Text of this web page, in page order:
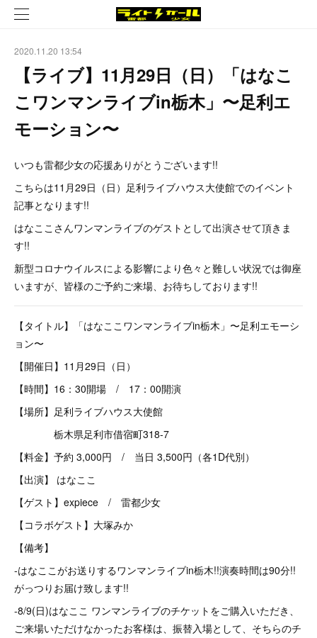
2020.11.20 13:54
【ライブ】11月29日（日）「はなこ
こワンマンライブin栃木」〜足利エ
モーション〜
いつも雷都少女の応援ありがとうございます!!
こちらは11月29日（日）足利ライブハウス大使館でのイベント
記事となります!!
はなここさんワンマンライブのゲストとして出演させて頂きま
す!!
新型コロナウイルスによる影響により色々と難しい状況では御座
いますが、皆様のご予約ご来場、お待ちしております!!
【タイトル】「はなここワンマンライブin栃木」〜足利エモーシ
ョン〜
【開催日】11月29日（日）
【時間】16：30開場 / 17：00開演
【場所】足利ライブハウス大使館
栃木県足利市借宿町318-7
【料金】予約 3,000円 / 当日 3,500円（各1D代別）
【出演】 はなここ
【ゲスト】expiece / 雷都少女
【コラボゲスト】大塚みか
【備考】
-はなここがお送りするワンマンライブin栃木!!演奏時間は90分!!
がっつりお届け致します!!
-8/9(日)はなここ ワンマンライブのチケットをご購入いただき、
ご来場いただけなかったお客様は、振替入場として、そちらのチ